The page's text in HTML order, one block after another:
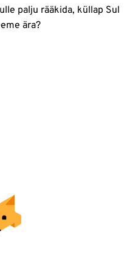
palju rääkida, küllap Sul
ära?